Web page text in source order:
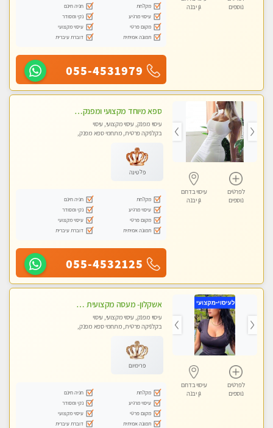
נוספים
גן יבנה
מקלחת
חניה חינם
עיסוי מרגיע
נקי ומסודר
מקום פרטי
עיסוי מקצועי
תמונה אמיתית
דוברת עיברית
055-4531979
לפרטים
נוספים
עיסוי בדרום
גן יבנה
ספא מיוחד מקצועי ומפנק באשקלון חדשה מומלץ לחלוטין! כל סוגי העיסויים מעסה מקצועית ואיכותית פרטי!!!
עיסוי מפנק, עיסוי מקצועי, עיסוי
בקלניקה פרטית, מתחמי ספא מפנק,
פלטינה
מקלחת
חניה חינם
עיסוי מרגיע
נקי ומסודר
מקום פרטי
עיסוי מקצועי
תמונה אמיתית
דוברת עיברית
055-4532125
לפרטים
נוספים
עיסוי בדרום
גן יבנה
אשקלון- מעסה מקצועית חדשה ואיכותית לעיסוי מרגיע ומפנק VIP-מומלץ לחלוטין! פרטי! ​​​​​​ Highly recommended
עיסוי מפנק, עיסוי מקצועי, עיסוי
בקלניקה פרטית, מתחמי ספא מפנק,
טנטרה
פרימיום
מקלחת
חניה חינם
עיסוי מרגיע
נקי ומסודר
מקום פרטי
עיסוי מקצועי
תמונה אמיתית
דוברת עיברית